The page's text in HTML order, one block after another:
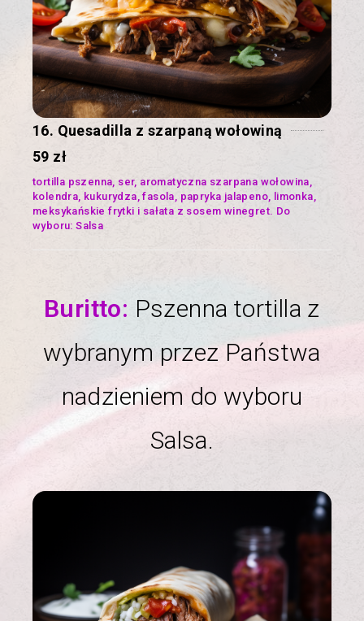
16. Quesadilla z szarpaną wołowiną
59 zł
tortilla pszenna, ser, aromatyczna szarpana wołowina,
kolendra, kukurydza, fasola, papryka jalapeno, limonka,
meksykańskie frytki i sałata z sosem winegret. Do
wyboru: Salsa
Buritto: Pszenna tortilla z
wybranym przez Państwa
nadzieniem do wyboru
Salsa.